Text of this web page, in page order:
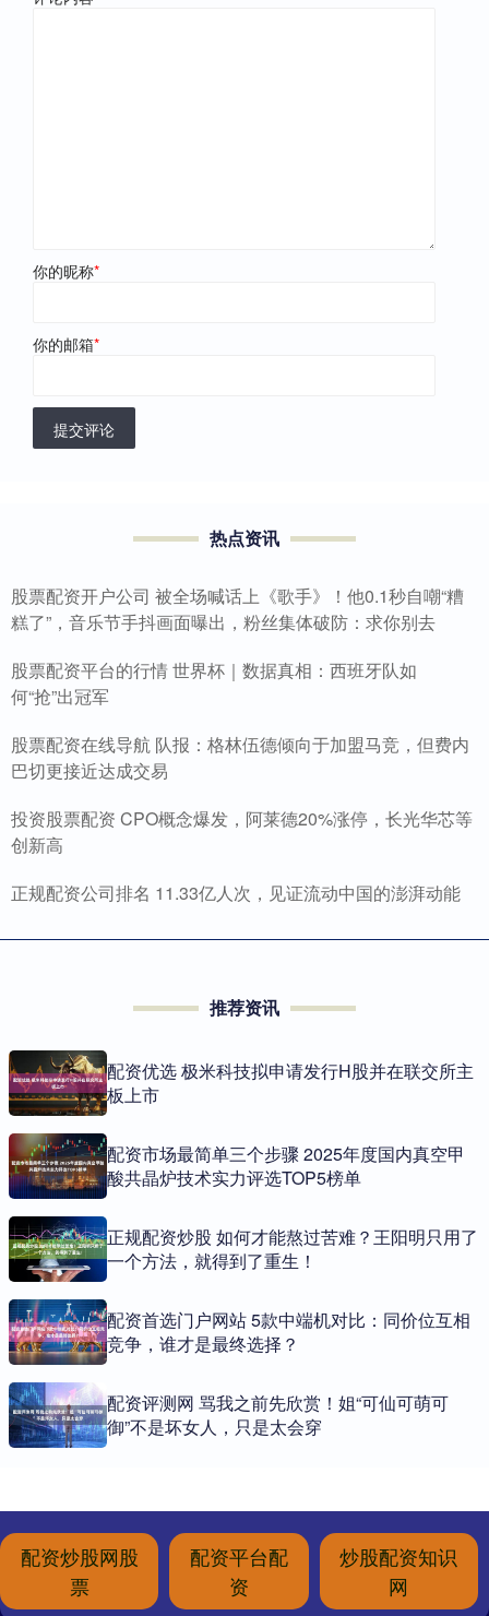
你的昵称*
你的邮箱*
提交评论
热点资讯
股票配资开户公司 被全场喊话上《歌手》！他0.1秒自嘲“糟
糕了”，音乐节手抖画面曝出，粉丝集体破防：求你别去
股票配资平台的行情 世界杯｜数据真相：西班牙队如
何“抢”出冠军
股票配资在线导航 队报：格林伍德倾向于加盟马竞，但费内
巴切更接近达成交易
投资股票配资 CPO概念爆发，阿莱德20%涨停，长光华芯等
创新高
正规配资公司排名 11.33亿人次，见证流动中国的澎湃动能
推荐资讯
配资优选 极米科技拟申请发行H股并在联交所主
板上市
配资市场最简单三个步骤 2025年度国内真空甲
酸共晶炉技术实力评选TOP5榜单
正规配资炒股 如何才能熬过苦难？王阳明只用了
一个方法，就得到了重生！
配资首选门户网站 5款中端机对比：同价位互相
竞争，谁才是最终选择？
配资评测网 骂我之前先欣赏！姐“可仙可萌可
御”不是坏女人，只是太会穿
配资炒股网股
票
配资平台配
资
炒股配资知识
网